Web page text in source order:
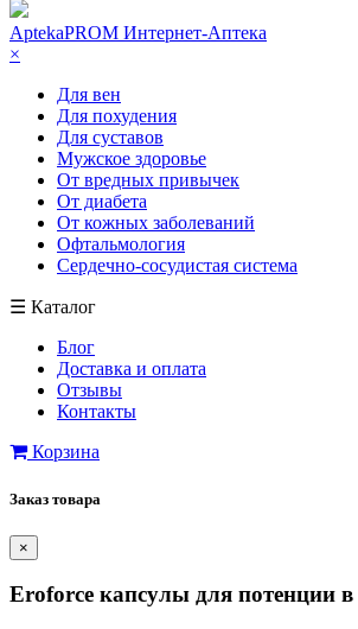
AptekaPROM Интернет-Аптека
×
Для вен
Для похудения
Для суставов
Мужское здоровье
От вредных привычек
От диабета
От кожных заболеваний
Офтальмология
Сердечно-сосудистая система
☰ Каталог
Блог
Доставка и оплата
Отзывы
Контакты
Корзина
Заказ товара
×
Eroforce капсулы для потенции